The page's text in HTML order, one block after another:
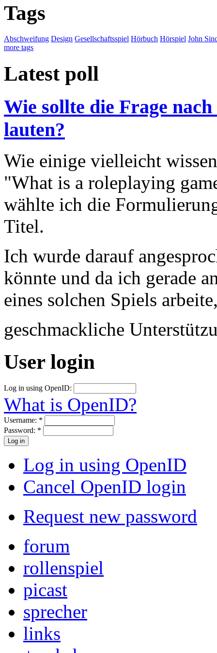
Tags
Abschweifung Design Gesellschaftsspiel Hörbuch Hörspiel John
more tags
Latest poll
Wie sollte die Frage
lauten?
Wie einige vielleicht
"What is a roleplaying
wählte ich die
Titel.
Ich wurde darauf
könnte und da ich gerade
eines solchen Spiels
geschmackliche
User login
Log in using OpenID:
What is OpenID?
Username: *
Password: *
Log in using OpenID
Cancel OpenID login
Request new password
forum
rollenspiel
picast
sprecher
links